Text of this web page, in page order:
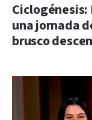
Ciclogénesis:
una jornada
brusco